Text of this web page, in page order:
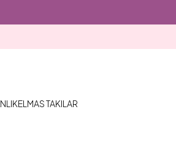
ELMAS TAKILAR